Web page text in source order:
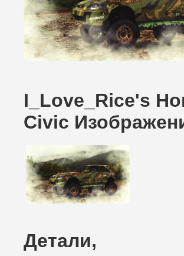
I_Love_Rice's
Civic
Детали,